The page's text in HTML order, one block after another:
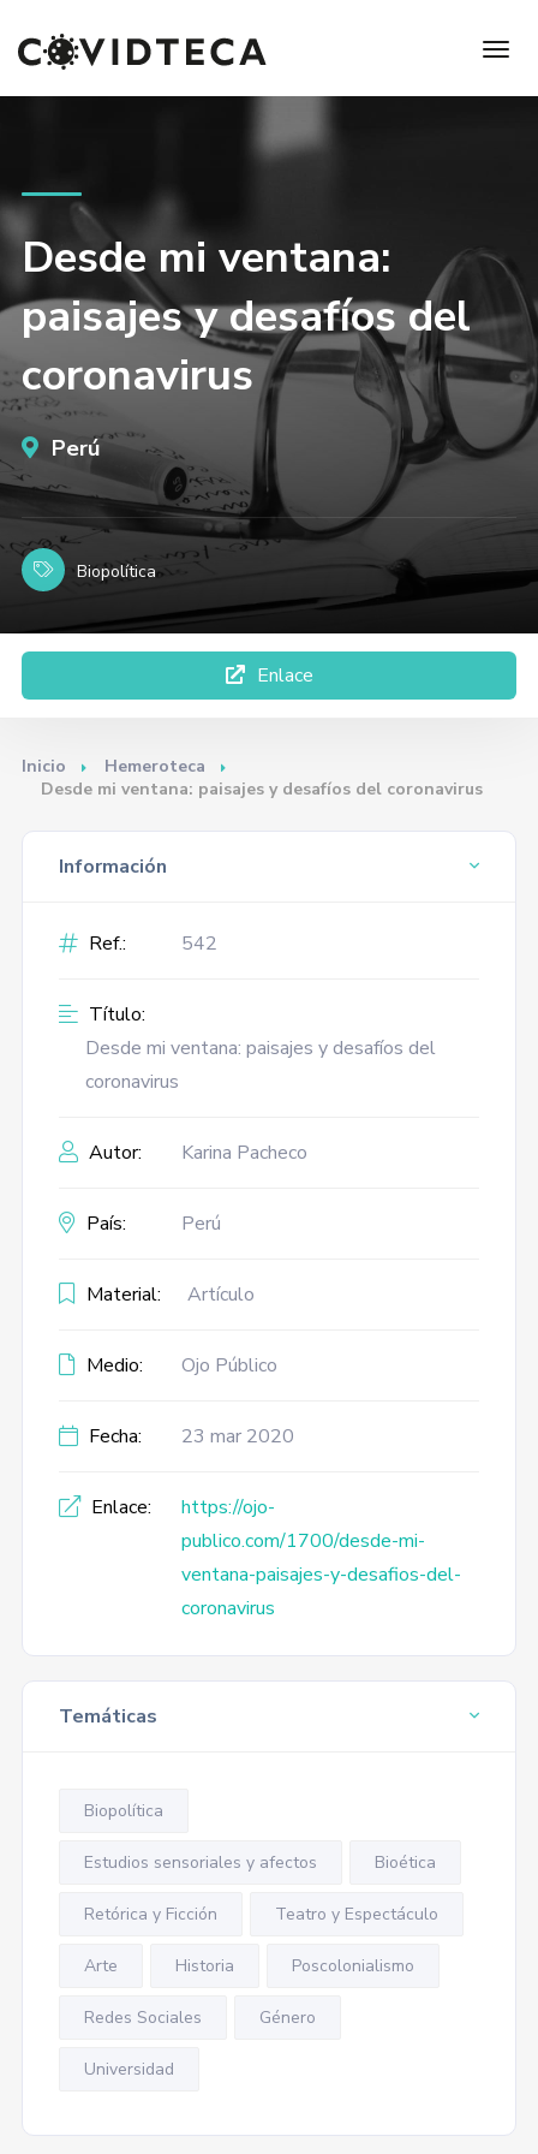
Desde mi ventana:
paisajes y desafíos del
coronavirus
Perú
Biopolítica
Enlace
Inicio
Hemeroteca
Desde mi ventana: paisajes y desafíos del coronavirus
Información
Ref.: 542
Título:
Desde mi ventana: paisajes y desafíos del
coronavirus
Autor: Karina Pacheco
País: Perú
Material: Artículo
Medio: Ojo Público
Fecha: 23 mar 2020
Enlace:
https://ojo-
publico.com/1700/desde-mi-
ventana-paisajes-y-desafios-del-
coronavirus
Temáticas
Biopolítica
Estudios sensoriales y afectos Bioética
Retórica y Ficción Teatro y Espectáculo
Arte Historia Poscolonialismo
Redes Sociales Género
Universidad